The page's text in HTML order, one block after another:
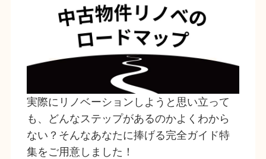
実際にリノベーションしようと思い立って
も、どんなステップがあるのかよくわから
ない？そんなあなたに捧げる完全ガイド特
集をご用意しました！